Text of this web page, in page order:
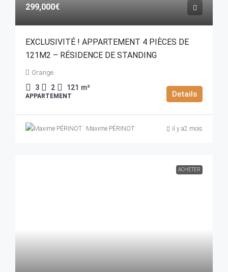
299,000€
EXCLUSIVITÉ ! APPARTEMENT 4 PIÈCES DE
121M2 – RÉSIDENCE DE STANDING
Orange
3 2 121 m²
APPARTEMENT Details
Maxime PÉRINOT il y a2 mois
ACHETER